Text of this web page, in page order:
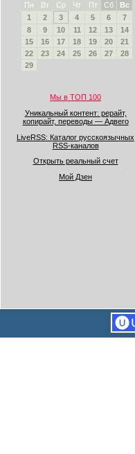
Пн
Вт Ср Чт Пт Сб
Вс
1
2 3 4 5 6
7
8
9 10 11 12 13
14
15
16 17 18 19 20
21
22
23 24 25 26 27
28
29
Мы в ТОП 100
Уникальный контент: рерайт,
копирайт, переводы — Адвего
LiveRSS: Каталог русскоязычных
RSS-каналов
Открыть реальный счет
Мой Дзен